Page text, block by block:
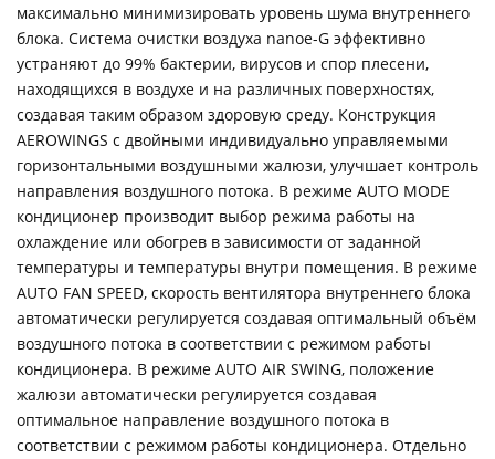
максимально минимизировать уровень шума внутреннего
блока. Cистема очистки воздуха nanoe-G эффективно
устраняют до 99% бактерии, вирусов и спор плесени,
находящихся в воздухе и на различных поверхностях,
создавая таким образом здоровую среду. Конструкция
AEROWINGS с двойными индивидуально управляемыми
горизонтальными воздушными жалюзи, улучшает контроль
направления воздушного потока. В режиме AUTO MODE
кондиционер производит выбор режима работы на
охлаждение или обогрев в зависимости от заданной
температуры и температуры внутри помещения. В режиме
AUTO FAN SPEED, скорость вентилятора внутреннего блока
автоматически регулируется создавая оптимальный объём
воздушного потока в соответствии с режимом работы
кондиционера. В режиме AUTO AIR SWING, положение
жалюзи автоматически регулируется создавая
оптимальное направление воздушного потока в
соответствии с режимом работы кондиционера. Отдельно